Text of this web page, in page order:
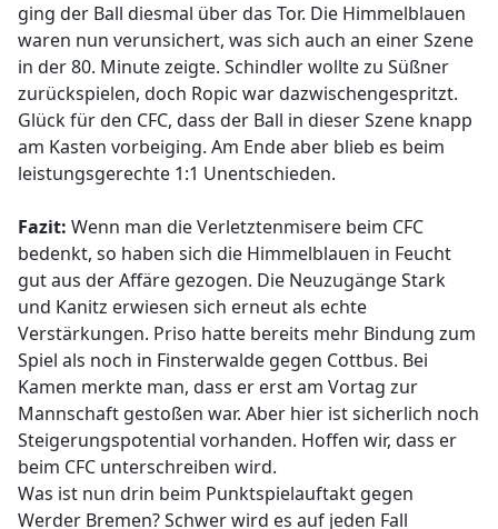
ging der Ball diesmal über das Tor. Die Himmelblauen
waren nun verunsichert, was sich auch an einer Szene
in der 80. Minute zeigte. Schindler wollte zu Süßner
zurückspielen, doch Ropic war dazwischengespritzt.
Glück für den CFC, dass der Ball in dieser Szene knapp
am Kasten vorbeiging. Am Ende aber blieb es beim
leistungsgerechte 1:1 Unentschieden.
Fazit: Wenn man die Verletztenmisere beim CFC
bedenkt, so haben sich die Himmelblauen in Feucht
gut aus der Affäre gezogen. Die Neuzugänge Stark
und Kanitz erwiesen sich erneut als echte
Verstärkungen. Priso hatte bereits mehr Bindung zum
Spiel als noch in Finsterwalde gegen Cottbus. Bei
Kamen merkte man, dass er erst am Vortag zur
Mannschaft gestoßen war. Aber hier ist sicherlich noch
Steigerungspotential vorhanden. Hoffen wir, dass er
beim CFC unterschreiben wird.
Was ist nun drin beim Punktspielauftakt gegen
Werder Bremen? Schwer wird es auf jeden Fall